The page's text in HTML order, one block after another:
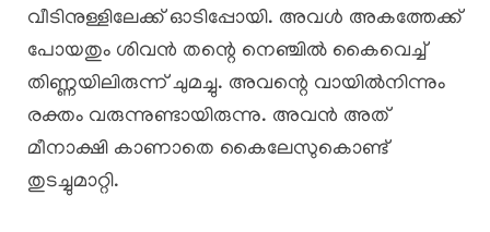
വീടിനുള്ളിലേക്ക് ഓടിപ്പോയി. അവൾ അകത്തേക്ക്
പോയതും ശിവൻ തന്റെ നെഞ്ചിൽ കൈവെച്ച്
തിണ്ണയിലിരുന്ന് ചുമച്ചു. അവന്റെ വായിൽനിന്നും
രക്തം വരുന്നുണ്ടായിരുന്നു. അവൻ അത്
മീനാക്ഷി കാണാതെ കൈലേസുകൊണ്ട്
തുടച്ചുമാറ്റി.